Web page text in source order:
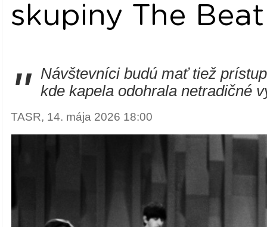
skupiny The
"
Návštevníci budú mať tiež
kde kapela odohrala netradičné
TASR, 14. mája 2026 18:00